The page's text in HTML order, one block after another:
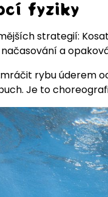
fyziky
strategií:
a
rybu úderem
Je to